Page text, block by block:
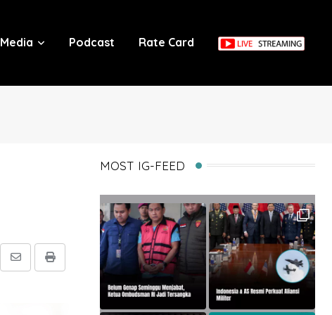
Media Podcast Rate Card
Print
Share
MOST IG-FEED